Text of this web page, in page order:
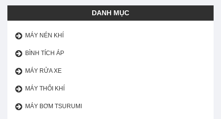
DANH MỤC
MÁY NÉN KHÍ
BÌNH TÍCH ÁP
MÁY RỬA XE
MÁY THỔI KHÍ
MÁY BƠM TSURUMI